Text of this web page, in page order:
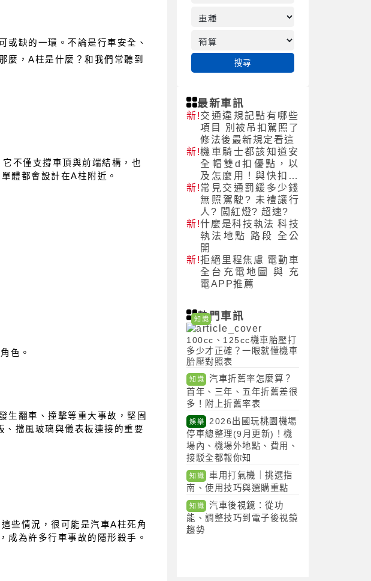
或缺的一環。不論是行車安全、
麼，A柱是什麼？和我們常聽到
不僅支撐車頂與前端結構，也
體都會設計在A柱附近。
色。
生翻車、撞擊等重大事故，堅固
擋風玻璃與儀表板連接的重要
些情況，很可能是汽車A柱死角
成為許多行車事故的隱形殺手。
搜尋
最新車訊
新!交通違規記點有哪些
項目 別被吊扣駕照了
修法後最新規定看這
新!機車騎士都該知道安
全帽雙d扣優點，以
及怎麼用！與快扣的
差別！
新!常見交通罰緩多少錢
無照駕駛? 未禮讓行
人? 闖紅燈? 超速?
新!什麼是科技執法 科技
執法地點 路段 全公
開
新!拒絕里程焦慮 電動車
全台充電地圖 與 充
電APP推薦
熱門車訊
知識
100cc、125cc機車胎壓打
多少才正確？一眼就懂機車
胎壓對照表
知識
汽車折舊率怎麼算？
首年、三年、五年折舊差很
多！附上折舊率表
娛樂
2026出國玩桃園機場
停車總整理(9月更新)！機
場內、機場外地點、費用、
接駁全都報你知
知識
車用打氣機｜挑選指
南、使用技巧與選購重點
知識
汽車後視鏡：從功
能、調整技巧到電子後視鏡
趨勢